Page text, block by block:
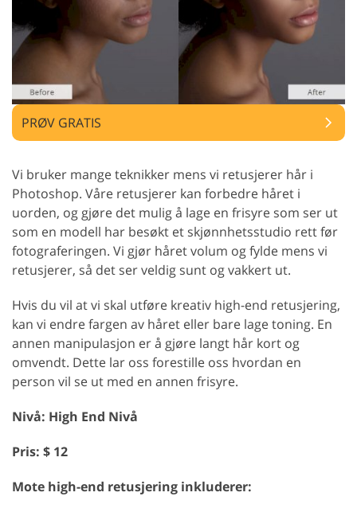
PRØV GRATIS
Vi bruker mange teknikker mens vi retusjerer hår i
Photoshop. Våre retusjerer kan forbedre håret i
uorden, og gjøre det mulig å lage en frisyre som ser ut
som en modell har besøkt et skjønnhetsstudio rett før
fotograferingen. Vi gjør håret volum og fylde mens vi
retusjerer, så det ser veldig sunt og vakkert ut.
Hvis du vil at vi skal utføre kreativ high-end retusjering,
kan vi endre fargen av håret eller bare lage toning. En
annen manipulasjon er å gjøre langt hår kort og
omvendt. Dette lar oss forestille oss hvordan en
person vil se ut med en annen frisyre.
Nivå: High End Nivå
Pris: $ 12
Mote high-end retusjering inkluderer: